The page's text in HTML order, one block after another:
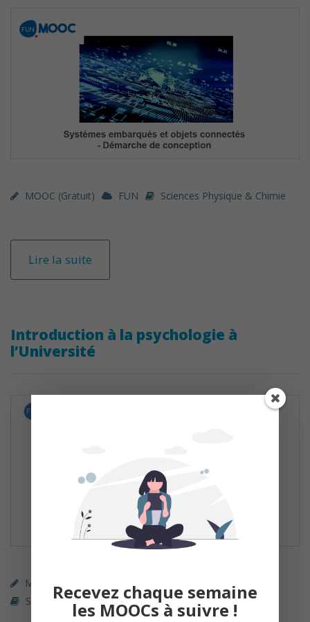
MOOC (gratuit) FUN Sciences Physique & Chimie
Lire la suite
Introduction à la psychologie à
l’Université
MOOC (gratuit)
Sciences Humaines & Sociales
Recevez chaque semaine
les MOOCs à suivre !